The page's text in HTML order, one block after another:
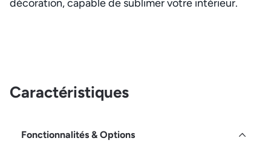
décoration, capable de sublimer votre intérieur.
Caractéristiques
Fonctionnalités & Options